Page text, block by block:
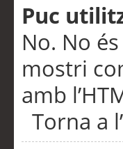
Puc
No. No
mostri
amb
Torna a